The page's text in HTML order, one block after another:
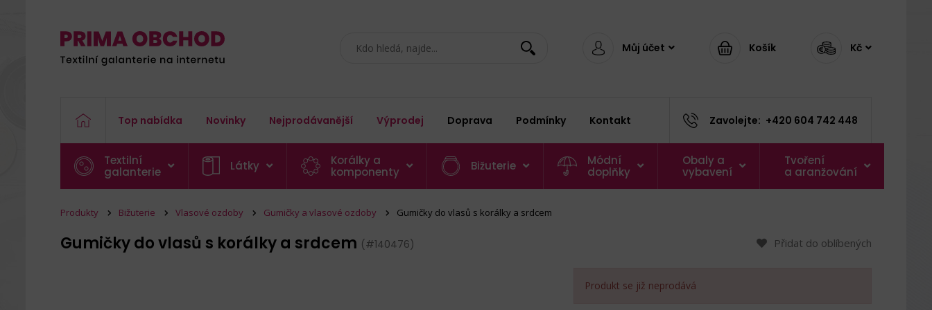
Můj účet Košík Kč
Top nabídka Novinky Nejprodávanější Výprodej Doprava Podmínky Kontakt Zavolejte: +420 604 742 448
Textilní
galanterie
Látky
Korálky a
komponenty
Bižuterie
Módní
doplňky
Obaly a
vybavení
Tvoření
a aranžování
Produkty Bižuterie Vlasové ozdoby Gumičky a vlasové ozdoby Gumičky do vlasů s korálky a srdcem
Gumičky do vlasů s korálky a srdcem (#140476) Přidat do oblíbených
Produkt se již neprodává